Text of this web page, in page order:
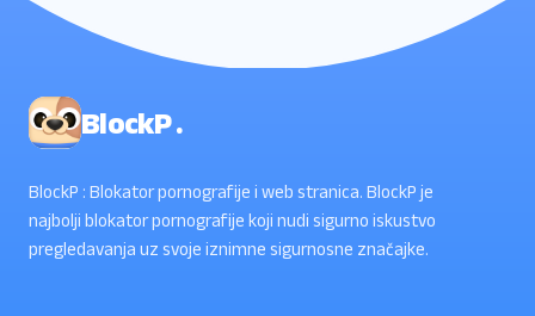
BlockP .
BlockP : Blokator pornografije i web stranica. BlockP je
najbolji blokator pornografije koji nudi sigurno iskustvo
pregledavanja uz svoje iznimne sigurnosne značajke.